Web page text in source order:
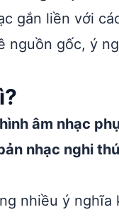
gắn liền với
gốc, ý
âm nhạc
nhạc nghi
nhiều ý nghĩa